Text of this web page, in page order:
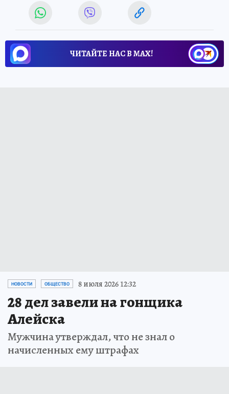
ЧИТАЙТЕ НАС В МАХ!
НОВОСТИ ОБЩЕСТВО 8 июля 2026 12:32
28 дел завели на гонщика
Алейска
Мужчина утверждал, что не знал о
начисленных ему штрафах